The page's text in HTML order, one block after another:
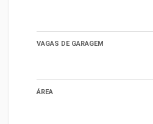
VAGAS DE GARAGEM
ÁREA